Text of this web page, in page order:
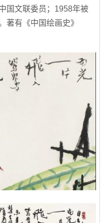
国文联委员；1958年被
著有《中国绘画史》